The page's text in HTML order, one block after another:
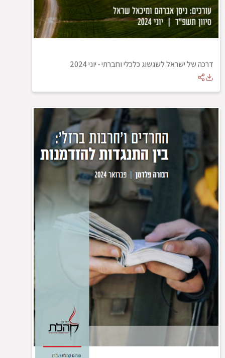
דרכה של ישראל לשגשוג כלכלי וחברתי-יוני 2024